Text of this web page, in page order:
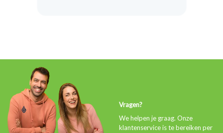
Vragen?
We helpen je graag. Onze
klantenservice is te bereiken per